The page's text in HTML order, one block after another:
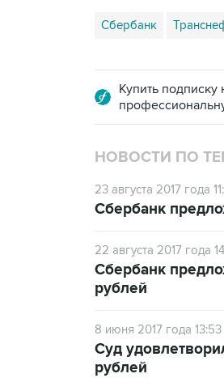
Сбербанк
Купить подписку
НОВОСТИ ПО
23 августа 2017 года
Сбербанк
22 августа 2017 года
Сбербанк
рублей
8 июня 2017 года 13:53
Суд
рублей